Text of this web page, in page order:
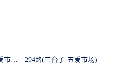
157路(地铁惠民新城-五爱市场西区) 294路(三台子-五爱市场)